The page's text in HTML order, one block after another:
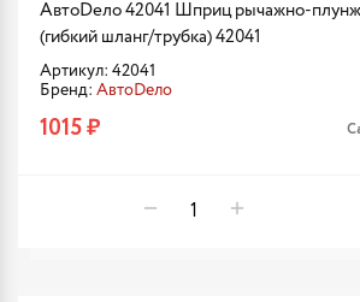
АвтоDело 42041 Шприц рычажно-
(гибкий шланг/трубка) 42041
Артикул: 42041
Бренд: АвтоDело
1015 ₽